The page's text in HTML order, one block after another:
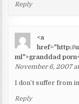
Reply
<a
href="http://
ml">granddad
November 6, 2007
I don’t suffer from
Reply